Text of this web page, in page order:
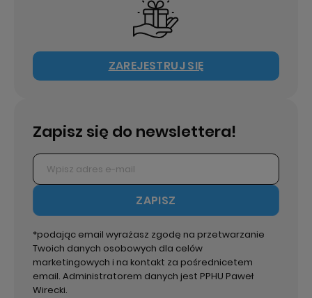
ZAREJESTRUJ SIĘ
Zapisz się do newslettera!
ZAPISZ
*podając email wyrażasz zgodę na przetwarzanie
Twoich danych osobowych dla celów
marketingowych i na kontakt za pośrednicetem
email. Administratorem danych jest PPHU Paweł
Wirecki.